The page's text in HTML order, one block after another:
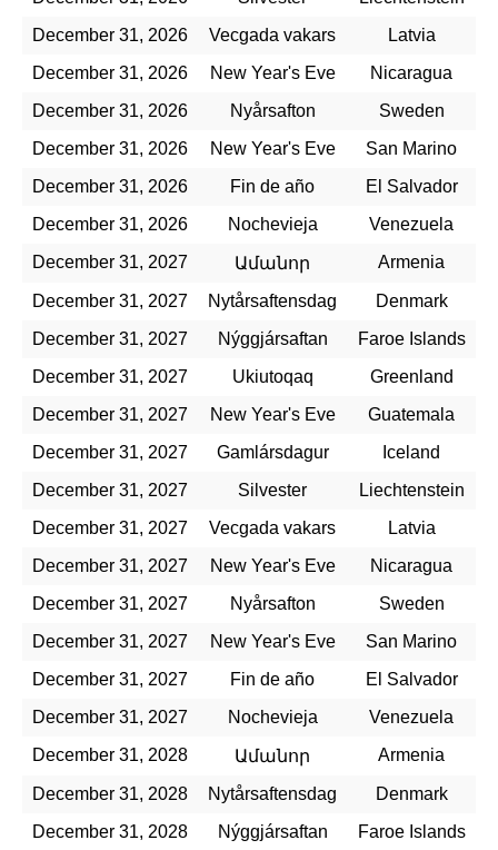
December 31, 2026
Vecgada vakars
Latvia
December 31, 2026
New Year's Eve
Nicaragua
December 31, 2026
Nyårsafton
Sweden
December 31, 2026
New Year's Eve
San Marino
December 31, 2026
Fin de año
El Salvador
December 31, 2026
Nochevieja
Venezuela
December 31, 2027
Ամանոր Armenia
December 31, 2027 Nytårsaftensdag
Denmark
December 31, 2027
Nýggjársaftan
Faroe Islands
December 31, 2027
Ukiutoqaq
Greenland
December 31, 2027
New Year's Eve
Guatemala
December 31, 2027
Gamlársdagur
Iceland
December 31, 2027
Silvester
Liechtenstein
December 31, 2027
Vecgada vakars
Latvia
December 31, 2027
New Year's Eve
Nicaragua
December 31, 2027
Nyårsafton
Sweden
December 31, 2027
New Year's Eve
San Marino
December 31, 2027
Fin de año
El Salvador
December 31, 2027
Nochevieja
Venezuela
December 31, 2028
Ամանոր Armenia
December 31, 2028 Nytårsaftensdag
Denmark
December 31, 2028
Nýggjársaftan
Faroe Islands